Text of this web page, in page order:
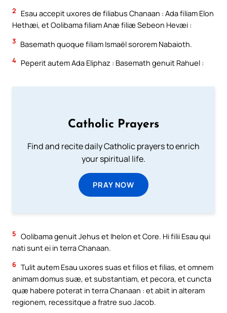
2
Esau accepit uxores de filiabus Chanaan : Ada filiam Elon
Hethæi, et Oolibama filiam Anæ filiæ Sebeon Hevæi :
3 Basemath quoque filiam Ismaël sororem Nabaioth.
4 Peperit autem Ada Eliphaz : Basemath genuit Rahuel :
Catholic Prayers
Find and recite daily Catholic prayers to enrich
your spiritual life.
PRAY NOW
5 Oolibama genuit Jehus et Ihelon et Core. Hi filii Esau qui
nati sunt ei in terra Chanaan.
6 Tulit autem Esau uxores suas et filios et filias, et omnem
animam domus suæ, et substantiam, et pecora, et cuncta
quæ habere poterat in terra Chanaan : et abiit in alteram
regionem, recessitque a fratre suo Jacob.